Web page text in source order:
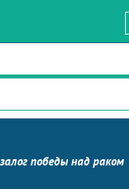
победы над раком